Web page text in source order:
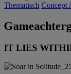
Thematisch Concept
IT LIES